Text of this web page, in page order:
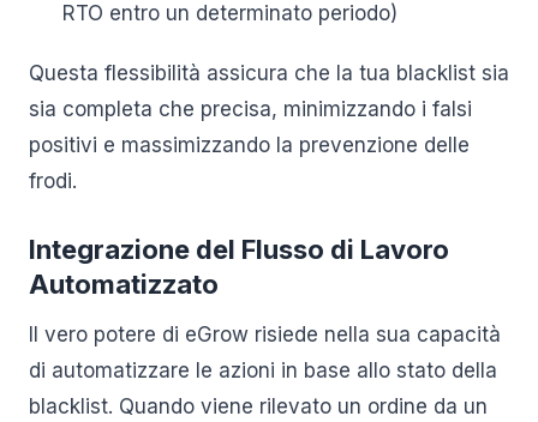
RTO entro un determinato periodo)
Questa flessibilità assicura che la tua blacklist sia
sia completa che precisa, minimizzando i falsi
positivi e massimizzando la prevenzione delle
frodi.
Integrazione del Flusso di Lavoro
Automatizzato
Il vero potere di eGrow risiede nella sua capacità
di automatizzare le azioni in base allo stato della
blacklist. Quando viene rilevato un ordine da un